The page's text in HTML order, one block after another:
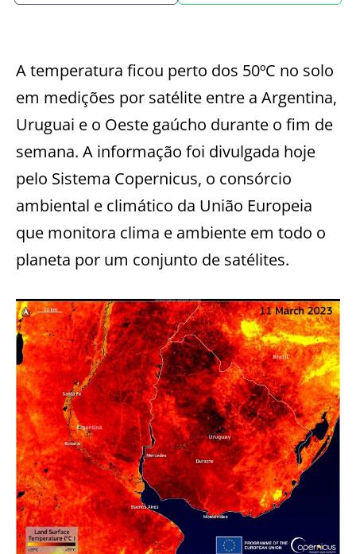
A temperatura ficou perto dos 50ºC no solo
em medições por satélite entre a Argentina,
Uruguai e o Oeste gaúcho durante o fim de
semana. A informação foi divulgada hoje
pelo Sistema Copernicus, o consórcio
ambiental e climático da União Europeia
que monitora clima e ambiente em todo o
planeta por um conjunto de satélites.